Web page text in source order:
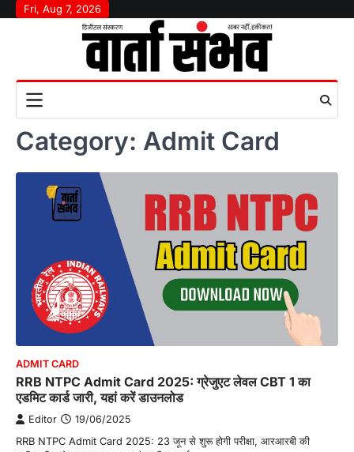
SkipFri, Aug 7, 2026
Category: Admit Card
ADMIT CARD
RRB NTPC Admit Card 2025: ग्रेजुएट लेवल CBT 1 का
एडमिट कार्ड जारी, यहां करें डाउनलोड
Editor 19/06/2025
RRB NTPC Admit Card 2025: 23 जून से शुरू होगी परीक्षा, आरआरबी की